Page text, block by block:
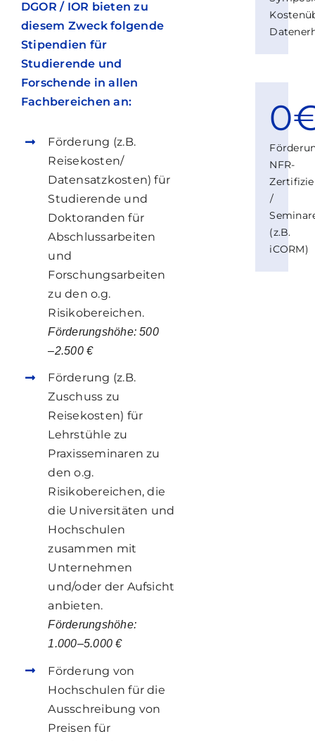
DGOR / IOR bieten zu
diesem Zweck folgende
Stipendien für
Studierende und
Forschende in allen
Fachbereichen an:
Förderung (z.B.
Reisekosten/
Datensatzkosten) für
Studierende und
Doktoranden für
Abschlussarbeiten
und
Forschungsarbeiten
zu den o.g.
Risikobereichen.
Förderungshöhe: 500
–2.500 €
Förderung (z.B.
Zuschuss zu
Reisekosten) für
Lehrstühle zu
Praxisseminaren zu
den o.g.
Risikobereichen, die
die Universitäten und
Hochschulen
zusammen mit
Unternehmen
und/oder der Aufsicht
anbieten.
Förderungshöhe:
1.000–5.000 €
Förderung von
Hochschulen für die
Ausschreibung von
Preisen für
0
NFR-
/
(z.B.
iCORM)